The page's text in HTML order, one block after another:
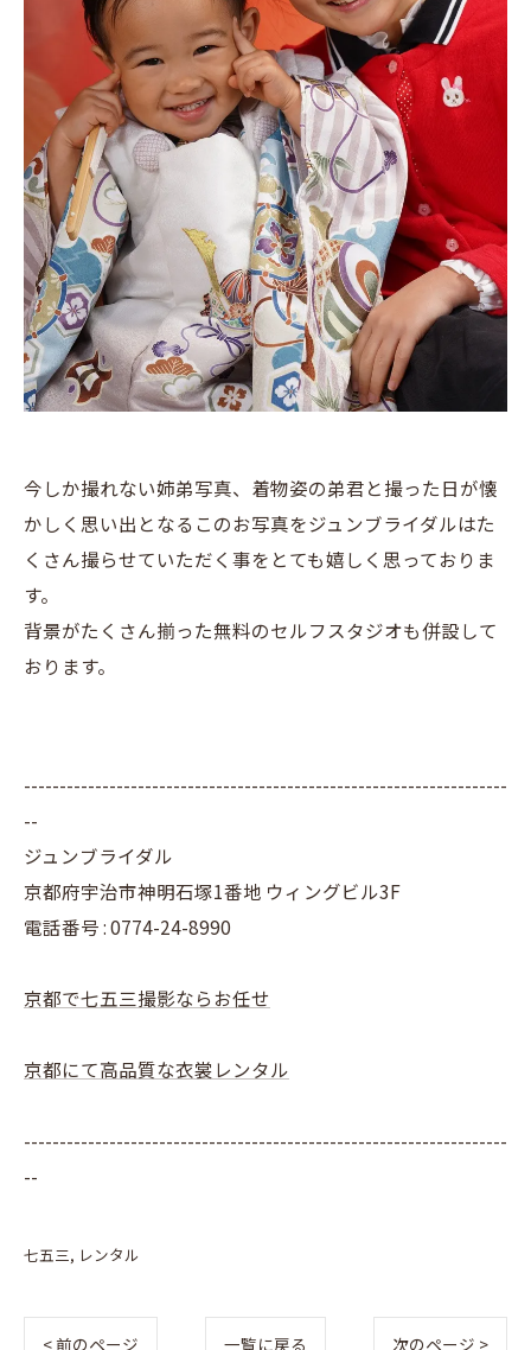
今しか撮れない姉弟写真、着物姿の弟君と撮った日が懐
かしく思い出となるこのお写真をジュンブライダルはた
くさん撮らせていただく事をとても嬉しく思っておりま
す。
背景がたくさん揃った無料のセルフスタジオも併設して
おります。
--------------------------------------------------------------------
--
ジュンブライダル
京都府宇治市神明石塚1番地 ウィングビル3F
電話番号 : 0774-24-8990
京都で七五三撮影ならお任せ
京都にて高品質な衣裳レンタル
--------------------------------------------------------------------
--
七五三 レンタル
< 前のページ 一覧に戻る 次のページ >